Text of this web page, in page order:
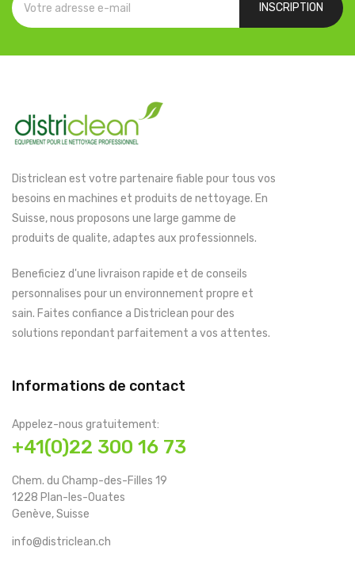
INSCRIPTION
Districlean est votre partenaire fiable pour tous vos
besoins en machines et produits de nettoyage. En
Suisse, nous proposons une large gamme de
produits de qualite, adaptes aux professionnels.
Beneficiez d'une livraison rapide et de conseils
personnalises pour un environnement propre et
sain. Faites confiance a Districlean pour des
solutions repondant parfaitement a vos attentes.
Informations de contact
Appelez-nous gratuitement:
+41(0)22 300 16 73
Chem. du Champ-des-Filles 19
1228 Plan-les-Ouates
Genève, Suisse
info@districlean.ch